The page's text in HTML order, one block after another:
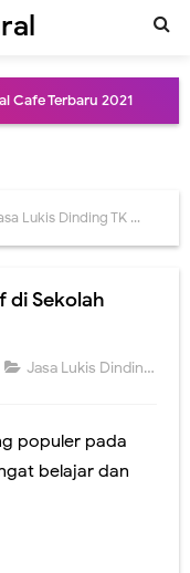
Cafe Terbaru 2021
Termurah
Desain Menarik
Lukis Dinding TK
di Sekolah
Jasa Lukis Dinding Sekolah
populer pada
belajar dan